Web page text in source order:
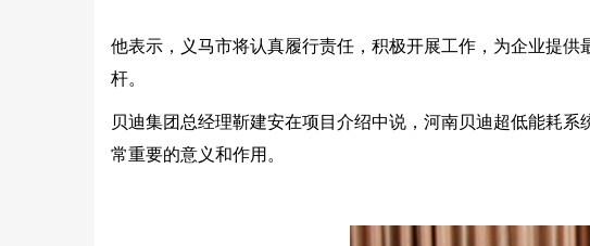
他表示，义马市将认真履行责任，积极开展工作，为企业提
杆。
贝迪集团总经理靳建安在项目介绍中说，河南贝迪超低能耗
常重要的意义和作用。